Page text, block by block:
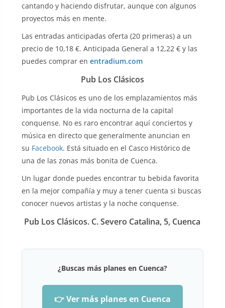
cantando y haciendo disfrutar, aunque con algunos
proyectos más en mente.
Las entradas anticipadas oferta (20 primeras) a un
precio de 10,18 €. Anticipada General a 12,22 € y las
puedes comprar en entradium.com
Pub Los Clásicos
Pub Los Clásicos es uno de los emplazamientos más
importantes de la vida nocturna de la capital
conquense. No es raro encontrar aquí conciertos y
música en directo que generalmente anuncian en
su Facebook. Está situado en el Casco Histórico de
una de las zonas más bonita de Cuenca.
Un lugar donde puedes encontrar tu bebida favorita
en la mejor compañía y muy a tener cuenta si buscas
conocer nuevos artistas y la noche conquense.
Pub Los Clásicos. C. Severo Catalina, 5, Cuenca
¿Buscas más planes en Cuenca?
👉 Ver más planes en Cuenca